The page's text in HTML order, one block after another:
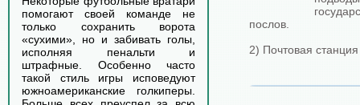
помогают своей команде не
только сохранить ворота
«сухими», но и забивать голы,
исполняя пенальти и
штрафные. Особенно часто
такой стиль игры исповедуют
южноамериканские голкиперы.
послов.
2) Почтовая